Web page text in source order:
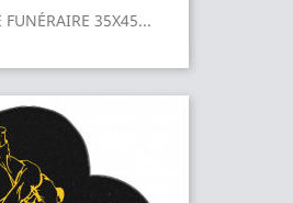
FUNÉRAIRE 35X45...